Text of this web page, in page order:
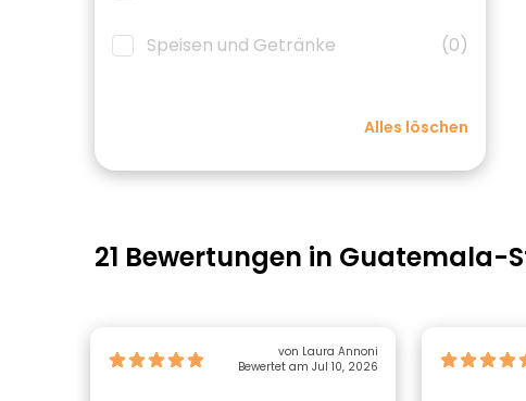
Speisen und Getränke (0)
Alles löschen
21 Bewertungen in Guatemala-
von Laura Annoni
Bewertet am Jul 10, 2026